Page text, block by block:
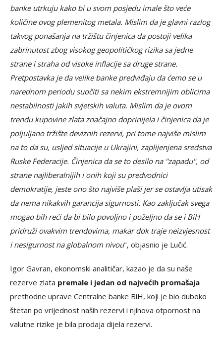
banke utrkuju kako bi u svom posjedu imale što veće
količine ovog plemenitog metala. Mislim da je glavni razlog
takvog ponašanja na tržištu činjenica da postoji velika
zabrinutost zbog visokog geopolitičkog rizika sa jedne
strane i straha od visoke inflacije sa druge strane.
Pretpostavka je da velike banke predviđaju da ćemo se u
narednom periodu suočiti sa nekim ekstremnijim oblicima
nestabilnosti jakih svjetskih valuta. Mislim da je ovom
trendu kupovine zlata značajno doprinijela i činjenica da je
poljuljano tržište deviznih rezervi, pri tome najviše mislim
na to da su, usljed situacije u Ukrajini, zaplijenjena sredstva
Ruske Federacije. Činjenica da se to desilo na "zapadu", od
strane najliberalnijih i onih koji su predvodnici
demokratije, jeste ono što najviše plaši jer se ostavlja utisak
da nema nikakvih garancija sigurnosti. Kao zaključak svega
mogao bih reći da bi bilo povoljno i poželjno da se i BiH
pridruži ovakvim trendovima, makar dok traje neizvjesnost
i nesigurnost na globalnom nivou", objasnio je Lučić.
Igor Gavran, ekonomski analitičar, kazao je da su naše
rezerve zlata premale i jedan od najvećih promašaja
prethodne uprave Centralne banke BiH, koji je bio duboko
štetan po vrijednost naših rezervi i njihova otpornost na
valutne rizike je bila prodaja dijela rezervi.